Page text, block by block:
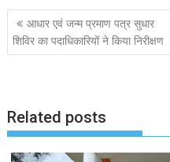
Post
navigation
आधार एवं जन्म प्रमाण पत्र सुधार
शिविर का पदाधिकारियों ने किया निरीक्षण
Related posts